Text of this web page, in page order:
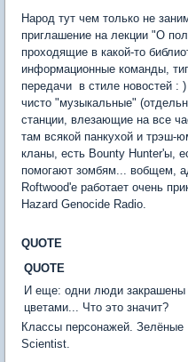
Народ тут чем только не
приглашение на лекции "О
проходящие в какой-то
информационные команды,
передачи  в стиле новостей
чисто "музыкальные"
станции, влезающие на все
там всякой панкухой и трэш-
кланы, есть Bounty Hunter'ы,
помогают зомбям... вобщем,
Roftwood'е работает очень
Hazard Genocide Radio.
QUOTE
QUOTE
И еще: одни люди закрашены
цветами... Что это значит?
Классы персонажей. Зелёные
Scientist.